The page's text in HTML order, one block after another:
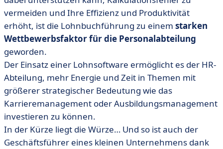
vermeiden und Ihre Effizienz und Produktivität
erhöht, ist die Lohnbuchführung zu einem starken
Wettbewerbsfaktor für die Personalabteilung
geworden.
Der Einsatz einer Lohnsoftware ermöglicht es der HR-
Abteilung, mehr Energie und Zeit in Themen mit
größerer strategischer Bedeutung wie das
Karrieremanagement oder Ausbildungsmanagement
investieren zu können.
In der Kürze liegt die Würze… Und so ist auch der
Geschäftsführer eines kleinen Unternehmens dank